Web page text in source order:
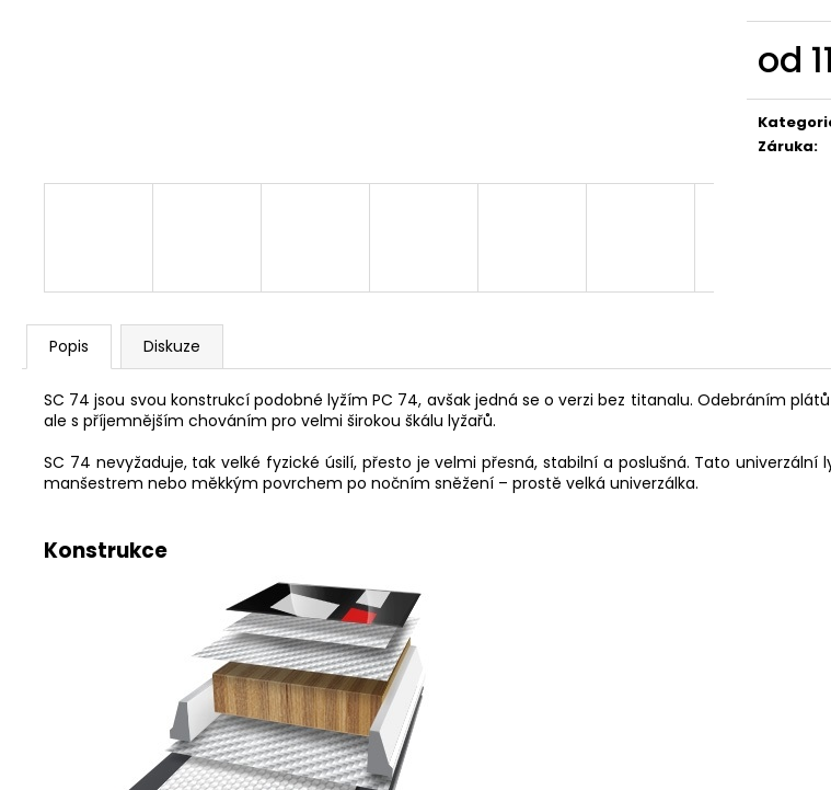
od
cena:
Záruka:
Popis Diskuze
SC 74 jsou svou konstrukcí podobné lyžím PC 74, avšak jedná se o verzi bez titanalu. Odebráním
ale s příjemnějším chováním pro velmi širokou škálu lyžařů.
SC 74 nevyžaduje, tak velké fyzické úsilí, přesto je velmi přesná, stabilní a poslušná. Tato
manšestrem nebo měkkým povrchem po nočním sněžení – prostě velká univerzálka.
Konstrukce